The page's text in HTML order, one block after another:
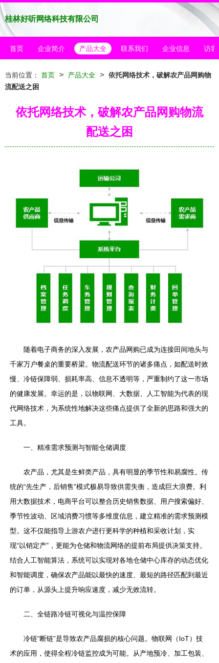
桂林好听网络科技有限公司
首页 企业简介 产品大全 联系我们 企业信息 访客
当前位置： 首页 > 产品大全 > 依托网络技术，破解农产品网购物
流配送之困
依托网络技术，破解农产品网购物流
配送之困
随着电子商务的深入发展，农产品网购已成为连接田间地头与
千家万户餐桌的重要桥梁。物流配送环节的诸多痛点，如配送时效
慢、冷链保障弱、损耗率高、信息不透明等，严重制约了这一市场
的健康发展。幸运的是，以物联网、大数据、人工智能为代表的现
代网络技术，为系统性地解决这些痛点提供了全新的思路和强大的
工具。
一、精准需求预测与智能仓储调度
农产品，尤其是生鲜类产品，具有明显的季节性和易腐性。传
统的“先生产，后销售”模式极易导致供需失衡，造成巨大浪费。利
用大数据技术，电商平台可以整合历史销售数据、用户搜索偏好、
季节性波动、区域消费习惯等多维度信息，建立精准的需求预测模
型。这不仅能指导上游农户进行更科学的种植和采收计划，实
现“以销定产”，更能为仓储和物流网络的提前布局提供决策支持。
结合人工智能算法，系统可以实现对各地仓储中心库存的动态优化
和智能调度，确保农产品能以最快的速度、最短的路径匹配到最近
的订单，从源头上提升响应速度，减少无效流转。
二、全链路冷链可视化与温控保障
冷链“断链”是导致农产品腐损的核心问题。物联网（IoT）技
术的应用，使得全程冷链监控成为可能。从产地预冷、加工包装、